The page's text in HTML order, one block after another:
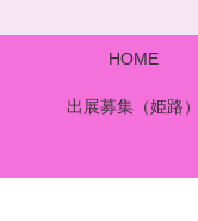
HOME
出展募集（姫路）